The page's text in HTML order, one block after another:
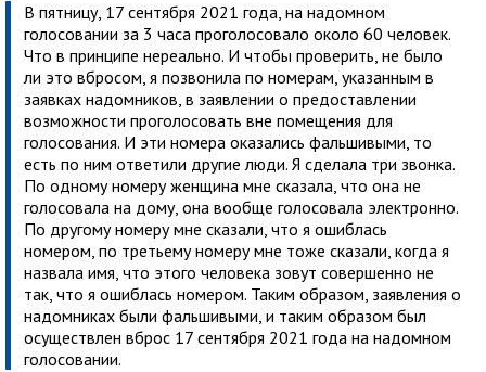
В пятницу, 17 сентября 2021 года, на надомном
голосовании за 3 часа проголосовало около 60 человек.
Что в принципе нереально. И чтобы проверить, не было
ли это вбросом, я позвонила по номерам, указанным в
заявках надомников, в заявлении о предоставлении
возможности проголосовать вне помещения для
голосования. И эти номера оказались фальшивыми, то
есть по ним ответили другие люди. Я сделала три звонка.
По одному номеру женщина мне сказала, что она не
голосовала на дому, она вообще голосовала электронно.
По другому номеру мне сказали, что я ошиблась
номером, по третьему номеру мне тоже сказали, когда я
назвала имя, что этого человека зовут совершенно не
так, что я ошиблась номером. Таким образом, заявления о
надомниках были фальшивыми, и таким образом был
осуществлен вброс 17 сентября 2021 года на надомном
голосовании.